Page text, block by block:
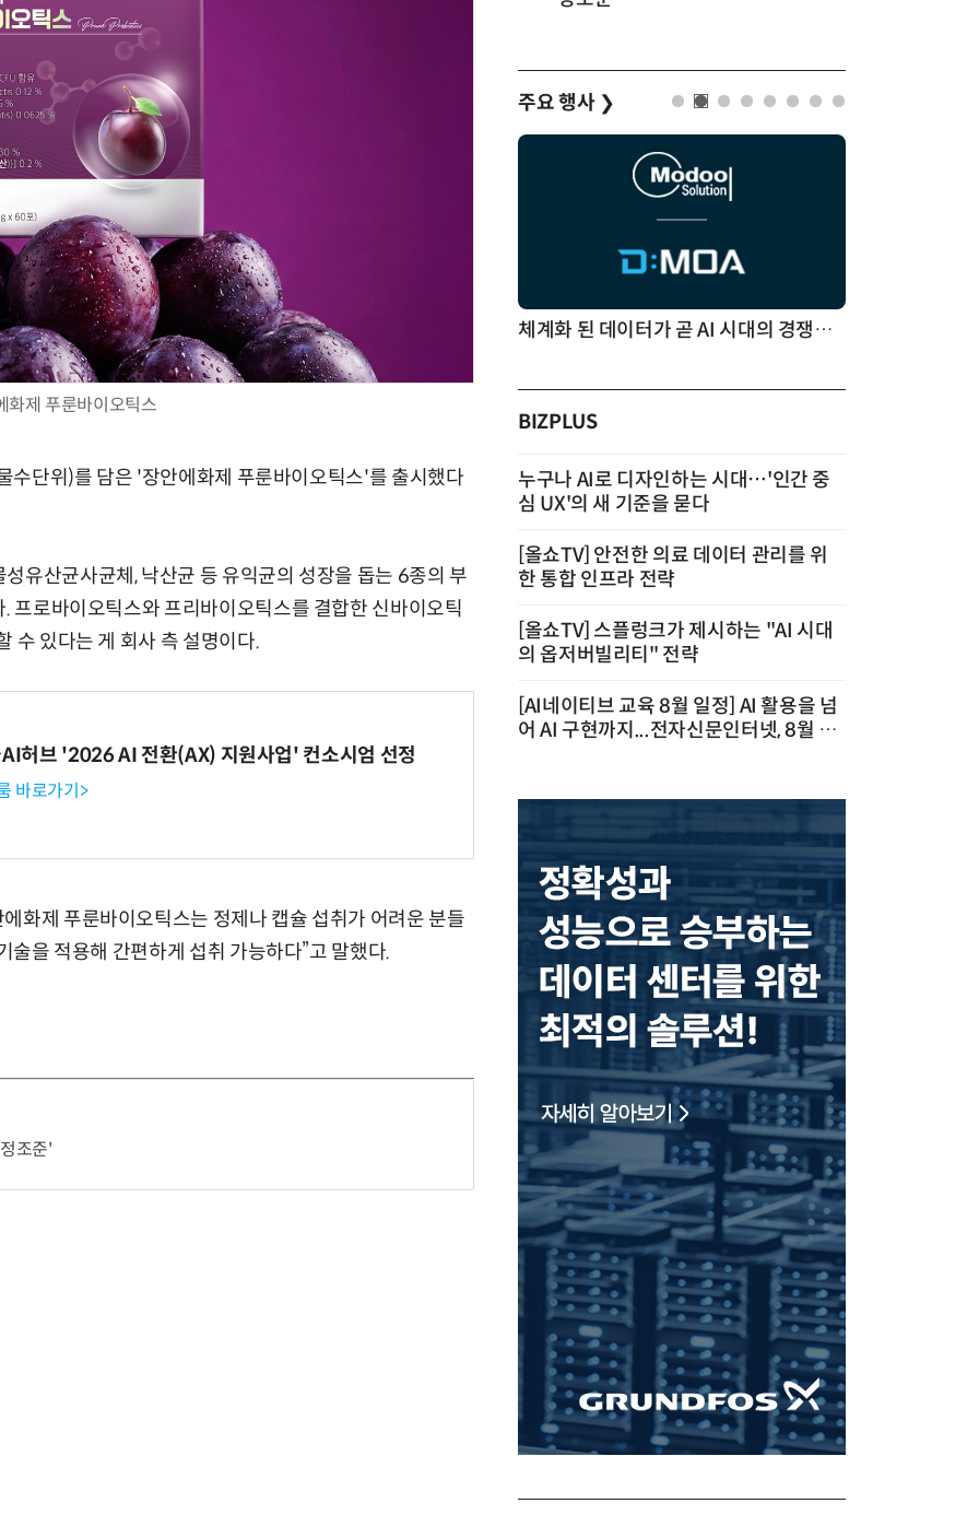
화제 푸룬바이오틱스
수단위)를 담은 '장안에화제 푸룬바이오틱스'를 출시했다
유산균사균체, 낙산균 등 유익균의 성장을 돕는 6종의 부
프로바이오틱스와 프리바이오틱스를 결합한 신바이오틱
수 있다는 게 회사 측 설명이다.
AI허브 '2026 AI 전환(AX) 지원사업' 컨소시엄 선정
바로가기>
화제 푸룬바이오틱스는 정제나 캡슐 섭취가 어려운 분들
술을 적용해 간편하게 섭취 가능하다”고 말했다.
조준'
주요 행사 ❯
AI Native Enterprise를 지원하는 AI Ready Data 플랫폼 활용 전략 체계화 된 데이터가 곧 AI 시대의 경쟁력이다
BIZPLUS
누구나 AI로 디자인하는 시대…'인간 중
심 UX'의 새 기준을 묻다
[올쇼TV] 안전한 의료 데이터 관리를 위
한 통합 인프라 전략
[올쇼TV] 스플렁크가 제시하는 "AI 시대
의 옵저버빌리티" 전략
[AI네이티브 교육 8월 일정] AI 활용을 넘
어 AI 구현까지...전자신문인터넷, 8월 실